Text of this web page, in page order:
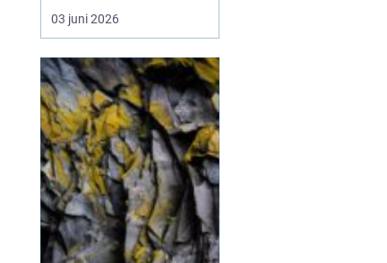
i varje företag, oavsett
om verksamheten drivs
större skala med flera
anställda. Många
småföretaga...
03 juni 2026